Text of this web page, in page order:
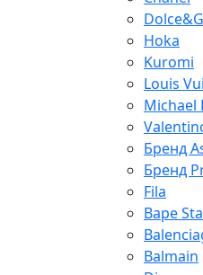
Hoka
Kuromi
Louis
Michael
Бренд
Бренд
Fila
Bape Sta
Balmain